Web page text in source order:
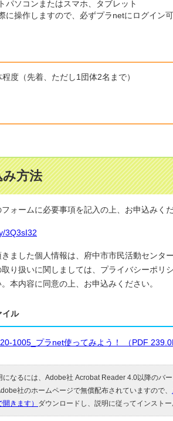
パソコンまたはスマホ、タブレット
に操作しますので、必ずプラnetにログイン
度（先着、ただし1団体2名まで）
方法
ォームに必要事項を記入の上、お申込みくだ
3Q3sI32
ました個人情報は、府中市市民活動センタ
り扱いに関しましては、プライバシーポリ
本内容に同意の上、お申込みください。
イル
1005_プラnet使ってみよう！ （PDF
になるには、Adobe社 Acrobat Reader 4.0以降のバ
社のホームページで無償配布されていますので、
開きます） ダウンロードし、説明に従ってインストー